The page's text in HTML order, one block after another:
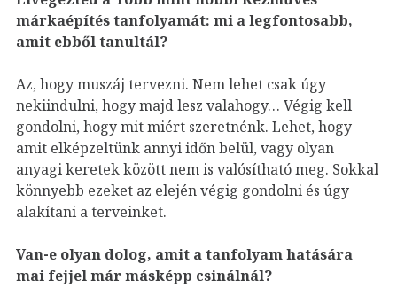
márkaépítés tanfolyamát: mi a legfontosabb,
amit ebből tanultál?
Az, hogy muszáj tervezni. Nem lehet csak úgy
nekiindulni, hogy majd lesz valahogy… Végig kell
gondolni, hogy mit miért szeretnénk. Lehet, hogy
amit elképzeltünk annyi időn belül, vagy olyan
anyagi keretek között nem is valósítható meg. Sokkal
könnyebb ezeket az elején végig gondolni és úgy
alakítani a terveinket.
Van-e olyan dolog, amit a tanfolyam hatására
mai fejjel már másképp csinálnál?